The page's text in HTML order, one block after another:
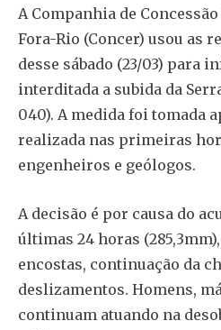
A Companhia de
Fora-Rio (Concer) usou as
desse sábado (23/03) para
interditada a subida da
040). A medida foi tomada
realizada nas primeiras
engenheiros e geólogos.
A decisão é por causa do
últimas 24 horas
encostas, continuação da
deslizamentos. Homens,
continuam atuando na